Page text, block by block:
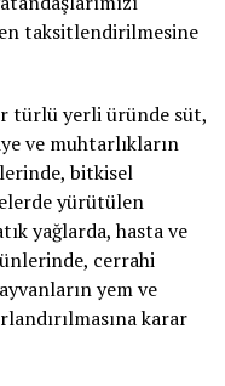
taksitlendirilmesine
türlü yerli üründe süt,
ve muhtarlıkların
bitkisel
yürütülen
yağlarda, hasta ve
cerrahi
yem ve
karar